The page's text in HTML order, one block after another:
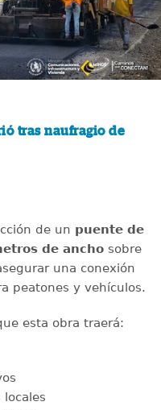
tras naufragio de
de un puente de
de anchosobre
una conexión
peatones y vehículos.
esta obra traerá: